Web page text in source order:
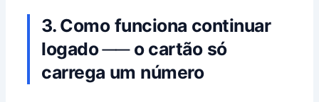
3. Como funciona continuar
logado ── o cartão só
carrega um número